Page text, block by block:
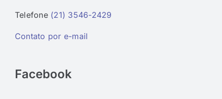
Telefone (21) 3546-2429
Contato por e-mail
Facebook